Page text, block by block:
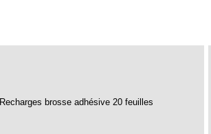
Recharges brosse adhésive 20 feuilles